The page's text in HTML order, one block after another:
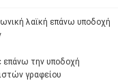
λαϊκή επάνω υποδοχή
επάνω την υποδοχή
γραφείου